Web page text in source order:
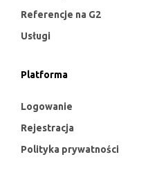
Referencje na G2
Usługi
Platforma
Logowanie
Rejestracja
Polityka prywatności